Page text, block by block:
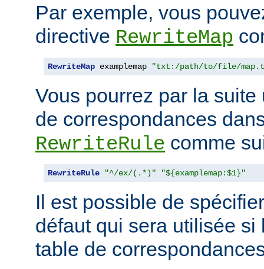
Par exemple, vous
directive RewriteMap
RewriteMap examplemap "txt:/path/to/file/
Vous pourrez par la
de correspondances
RewriteRule comme
RewriteRule "^/ex/(.*)" "${examplemap:$1}"
Il est possible de
défaut qui sera utilisée
table de